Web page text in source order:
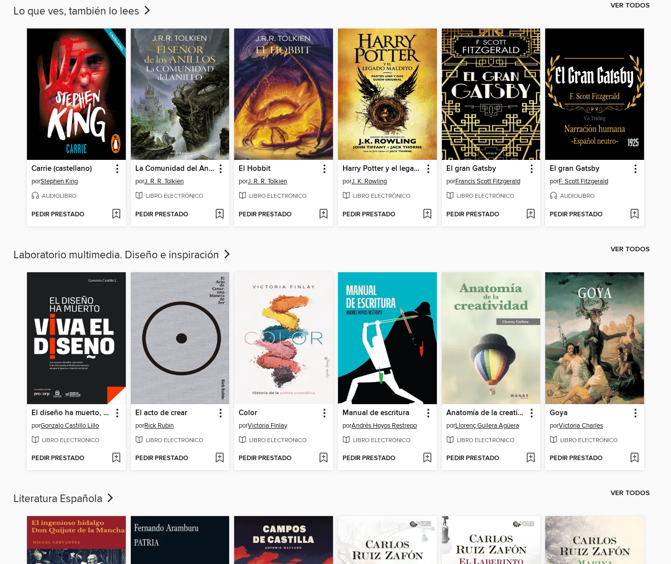
Lo que ves, también lo lees VER TODOS
Carrie (castellano)
porStephen King
AUDIOLIBRO
PEDIR PRESTADO
La Comunidad del Anillo
porJ. R. R. Tolkien
LIBRO ELECTRÓNICO
PEDIR PRESTADO
El Hobbit
porJ. R. R. Tolkien
LIBRO ELECTRÓNICO
PEDIR PRESTADO
Harry Potter y el legado maldito
porJ. K. Rowling
LIBRO ELECTRÓNICO
PEDIR PRESTADO
El gran Gatsby
porFrancis Scott Fitzgerald
LIBRO ELECTRÓNICO
PEDIR PRESTADO
El gran Gatsby
porF. Scott Fitzgerald
AUDIOLIBRO
PEDIR PRESTADO
Laboratorio multimedia. Diseño e inspiración VER TODOS
El diseño ha muerto, viva el diseño
porGonzalo Castillo Lillo
LIBRO ELECTRÓNICO
PEDIR PRESTADO
El acto de crear
porRick Rubin
LIBRO ELECTRÓNICO
PEDIR PRESTADO
Color
porVictoria Finlay
LIBRO ELECTRÓNICO
PEDIR PRESTADO
Manual de escritura
porAndrés Hoyos Restrepo
LIBRO ELECTRÓNICO
PEDIR PRESTADO
Anatomía de la creatividad
porLlorenç Guilera Agüera
LIBRO ELECTRÓNICO
PEDIR PRESTADO
Goya
porVictoria Charles
LIBRO ELECTRÓNICO
PEDIR PRESTADO
Literatura Española VER TODOS